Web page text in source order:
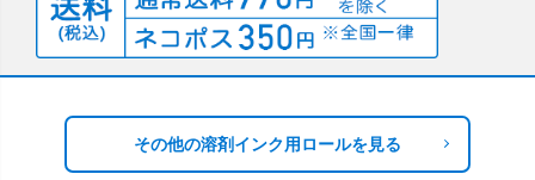
その他の溶剤インク用ロールを見る